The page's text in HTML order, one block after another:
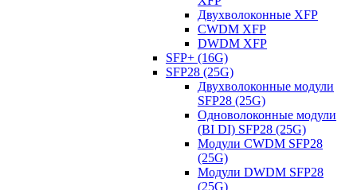
Двухволоконные XFP
CWDM XFP
DWDM XFP
SFP+ (16G)
SFP28 (25G)
Двухволоконные модули
SFP28 (25G)
Одноволоконные модули
(BI DI) SFP28 (25G)
Модули CWDM SFP28
(25G)
Модули DWDM SFP28
(25G)